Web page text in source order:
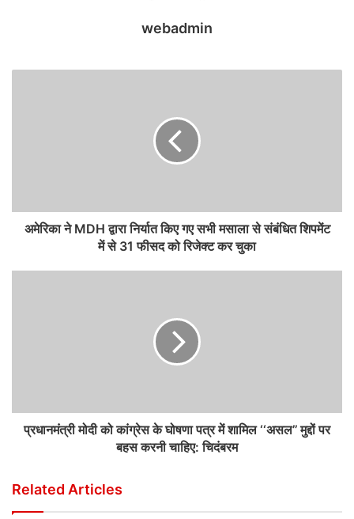
webadmin
अमेरिका ने MDH द्वारा निर्यात किए गए सभी मसाला से संबंधित शिपमेंट
में से 31 फीसद को रिजेक्ट कर चुका
प्रधानमंत्री मोदी को कांग्रेस के घोषणा पत्र में शामिल ‘‘असल’’ मुद्दों पर
बहस करनी चाहिए: चिदंबरम
Related Articles